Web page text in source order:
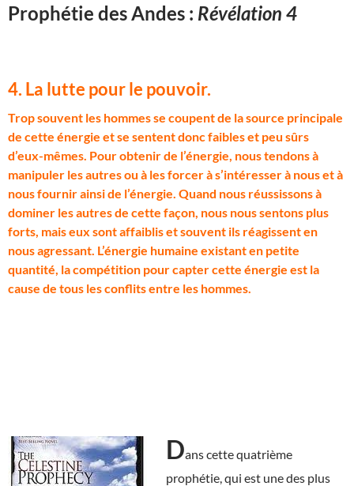
Prophétie des Andes : Révélation 4
4. La lutte pour le pouvoir.
Trop souvent les hommes se coupent de la source principale
de cette énergie et se sentent donc faibles et peu sûrs
d’eux-mêmes. Pour obtenir de l’énergie, nous tendons à
manipuler les autres ou à les forcer à s’intéresser à nous et à
nous fournir ainsi de l’énergie. Quand nous réussissons à
dominer les autres de cette façon, nous nous sentons plus
forts, mais eux sont affaiblis et souvent ils réagissent en
nous agressant. L’énergie humaine existant en petite
quantité, la compétition pour capter cette énergie est la
cause de tous les conflits entre les hommes.
Dans cette quatrième
prophétie, qui est une des plus